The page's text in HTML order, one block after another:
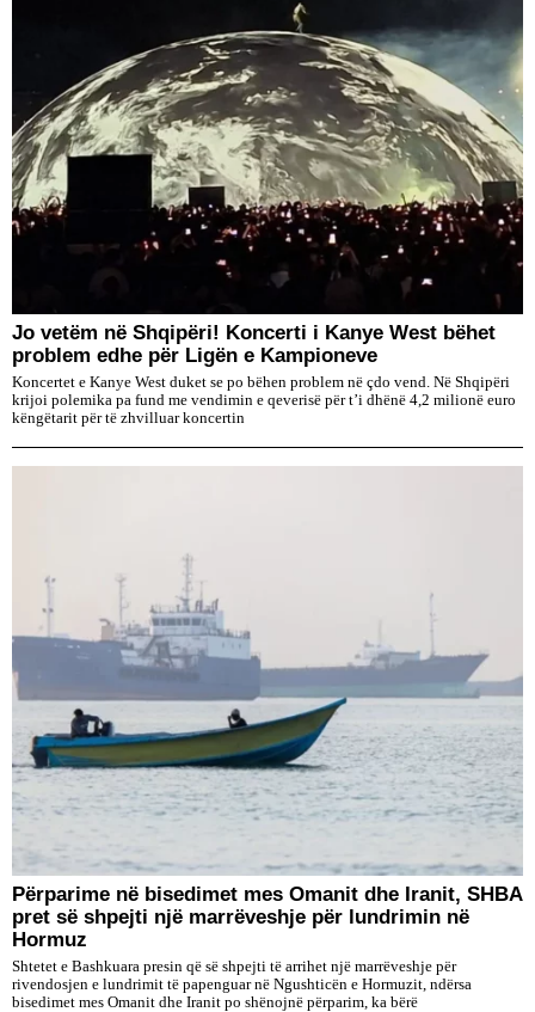
Jo vetëm në Shqipëri! Koncerti i Kanye West bëhet
problem edhe për Ligën e Kampioneve
Koncertet e Kanye West duket se po bëhen problem në çdo vend. Në Shqipëri
krijoi polemika pa fund me vendimin e qeverisë për t’i dhënë 4,2 milionë euro
këngëtarit për të zhvilluar koncertin
Përparime në bisedimet mes Omanit dhe Iranit, SHBA
pret së shpejti një marrëveshje për lundrimin në
Hormuz
Shtetet e Bashkuara presin që së shpejti të arrihet një marrëveshje për
rivendosjen e lundrimit të papenguar në Ngushticën e Hormuzit, ndërsa
bisedimet mes Omanit dhe Iranit po shënojnë përparim, ka bërë